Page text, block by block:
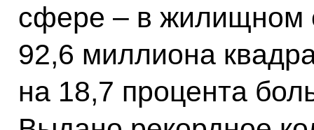
сфере – в жилищном
92,6 миллиона
на 18,7 процента